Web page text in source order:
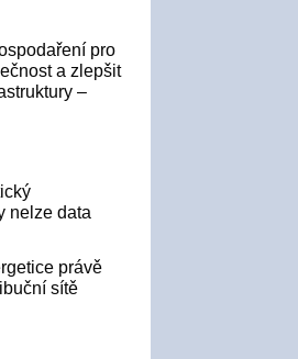
pro
a zlepšit
–
nelze data
právě
sítě